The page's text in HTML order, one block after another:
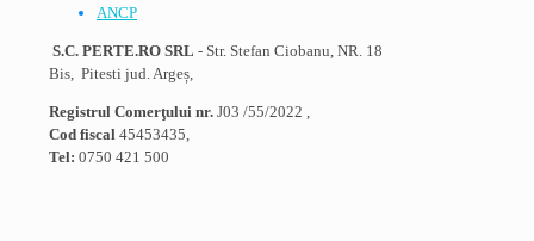
ANCP
S.C. PERTE.RO SRL - Str. Stefan Ciobanu, NR. 18
Bis, Pitesti jud. Argeș,
Registrul Comerţului nr. J03 /55/2022 ,
Cod fiscal 45453435,
Tel: 0750 421 500